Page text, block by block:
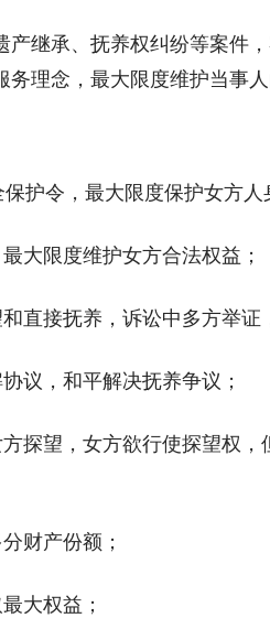
继承、抚养权纠纷等案件
理念，最大限度维护当事
护令，最大限度保护女方人
大限度维护女方合法权益；
直接抚养，诉讼中多方举证
议，和平解决抚养争议；
探望，女方欲行使探望权
财产份额；
大权益；